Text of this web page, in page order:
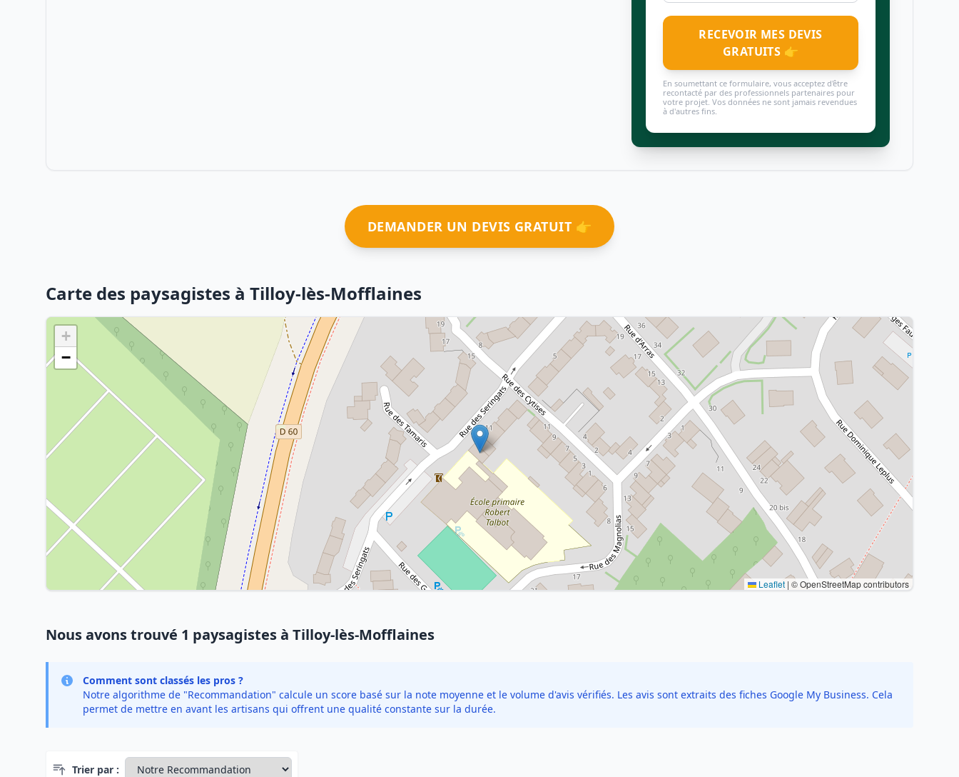
RECEVOIR MES DEVIS
GRATUITS 👉
En soumettant ce formulaire, vous acceptez d'être
recontacté par des professionnels partenaires pour
votre projet. Vos données ne sont jamais revendues
à d'autres fins.
DEMANDER UN DEVIS GRATUIT 👉
Carte des paysagistes à Tilloy-lès-Mofflaines
+
−
Leaflet | © OpenStreetMap contributors
Nous avons trouvé 1 paysagistes à Tilloy-lès-Mofflaines
Comment sont classés les pros ?
Notre algorithme de "Recommandation" calcule un score basé sur la note moyenne et le volume d'avis vérifiés. Les avis sont extraits des fiches Google My Business. Cela
permet de mettre en avant les artisans qui offrent une qualité constante sur la durée.
Trier par :